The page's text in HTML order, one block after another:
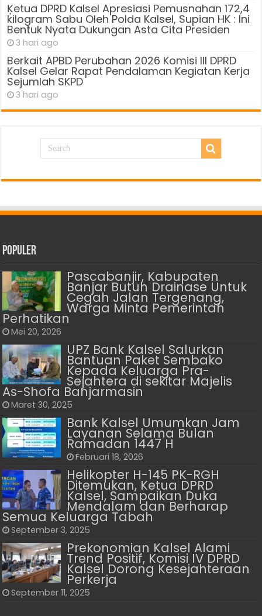
Ķetua DPRD Kalsel Apresiasi Pemusnahan 172,4
kilogram Sabu Oleh Polda Kalsel, Supian HK : Ini
Bentuk Nyata Dukungan Asta Cita Presiden
3 hari ago
Berkait APBD Perubahan 2026 Komisi III DPRD
Kalsel Gelar Rapat Pendalaman Kegiatan Kerja
Sejumlah SKPD
3 hari ago
Populer
Pascabanjir, Kabupaten
Banjar Butuh Drainase Untuk
Cegah Jalan Tergenang,
Warga Minta Pemerintah
Perhatikan
Mei 20, 2026
UPZ Bank Kalsel Salurkan
Bantuan Paket Sembako
Kepada Keluarga Pra-
Sejahtera di sekitar Majelis
As-Shofa Banjarmasin
Maret 30, 2025
Bank Kalsel Umumkan Jam
Layanan Selama Bulan
Ramadan 1447 H
Februari 18, 2026
Helikopter H-145 PK-RGH
Ditemukan, Ketua DPRD
Kalsel, Sampaikan Duka
Mendalam dan Berharap
Semua Keluarga Tabah
September 3, 2025
Prekonomian Kalsel Alami
Trend Positif, Komisi IV DPRD
Kalsel Dorong Kesejahteraan
Perkerja
September 11, 2025